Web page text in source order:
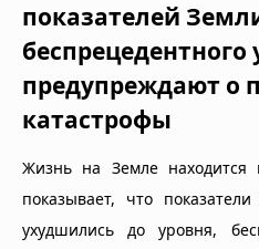
показателей
предупреждают о
катастрофы
Жизнь на Земле находится
показывает, что
ухудшились до уровня,